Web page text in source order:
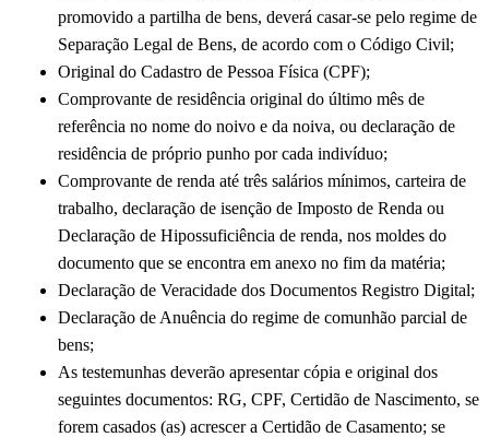
promovido a partilha de bens, deverá casar-se pelo regime de
Separação Legal de Bens, de acordo com o Código Civil;
Original do Cadastro de Pessoa Física (CPF);
Comprovante de residência original do último mês de
referência no nome do noivo e da noiva, ou declaração de
residência de próprio punho por cada indivíduo;
Comprovante de renda até três salários mínimos, carteira de
trabalho, declaração de isenção de Imposto de Renda ou
Declaração de Hipossuficiência de renda, nos moldes do
documento que se encontra em anexo no fim da matéria;
Declaração de Veracidade dos Documentos Registro Digital;
Declaração de Anuência do regime de comunhão parcial de
bens;
As testemunhas deverão apresentar cópia e original dos
seguintes documentos: RG, CPF, Certidão de Nascimento, se
forem casados (as) acrescer a Certidão de Casamento; se